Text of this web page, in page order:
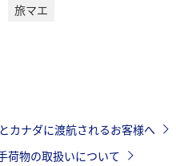
旅マエ
カナダに渡航されるお客様へ
荷物の取扱いについて